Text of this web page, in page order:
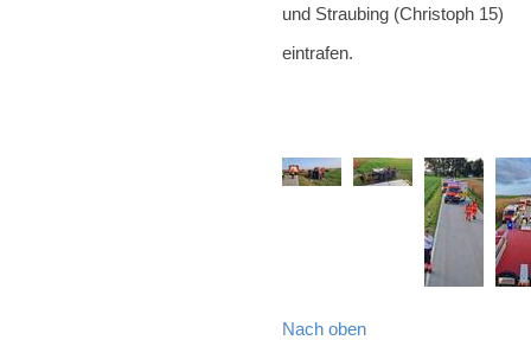
und Straubing (Christoph 15)
eintrafen.
Nach oben